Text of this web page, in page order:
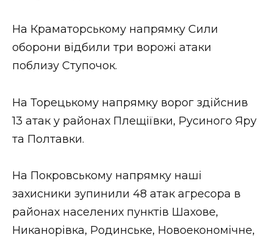
На Краматорському напрямку Сили
оборони відбили три ворожі атаки
поблизу Ступочок.
На Торецькому напрямку ворог здійснив
13 атак у районах Плещіївки, Русиного Яру
та Полтавки.
На Покровському напрямку наші
захисники зупинили 48 атак агресора в
районах населених пунктів Шахове,
Никанорівка, Родинське, Новоекономічне,